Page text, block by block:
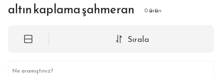
altın kaplama şahmeran 0 ürün
Sırala